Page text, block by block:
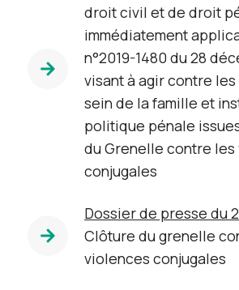
droit civil et de droit
immédiatement
n°2019-1480 du 28
visant à agir contre
sein de la famille et
politique pénale
du Grenelle contre
conjugales
Dossier de presse du
Clôture du grenelle
violences conjugales